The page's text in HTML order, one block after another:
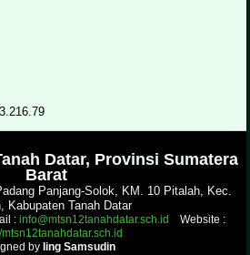
Datar, Provinsi Sumatera
Barat
Panjang-Solok, KM. 10 Pitalah, Kec.
Kabupaten Tanah Datar
: info@mtsn12tanahdatar.sch.id
Website :
mtsn12tanahdatar.sch.id
by Iing Samsudin